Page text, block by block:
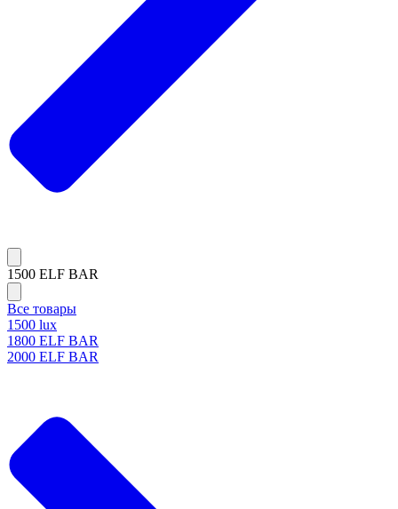
1500 ELF BAR
Все товары
1500 lux
1800 ELF BAR
2000 ELF BAR